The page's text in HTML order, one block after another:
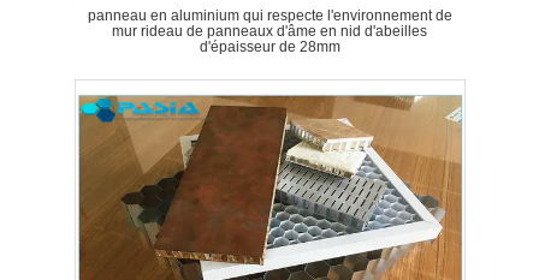
panneau en aluminium qui respecte l'environnement de
mur rideau de panneaux d'âme en nid d'abeilles
d'épaisseur de 28mm